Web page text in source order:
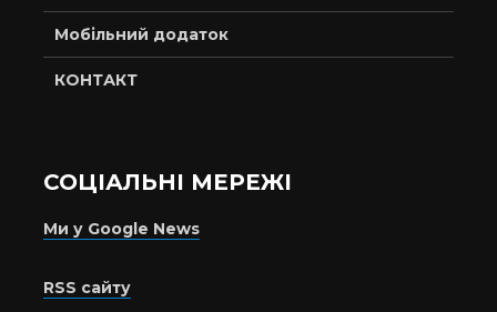
Мобільний додаток
КОНТАКТ
СОЦІАЛЬНІ МЕРЕЖІ
Ми у Google News
RSS сайту